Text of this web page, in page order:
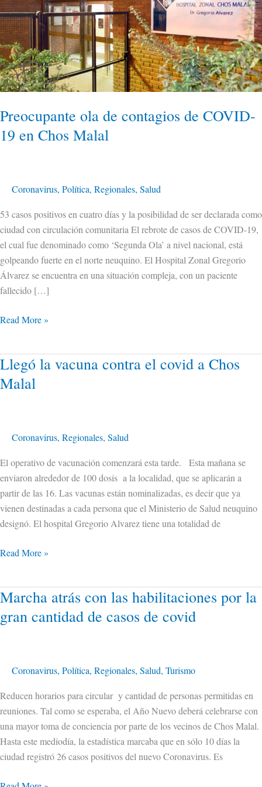
Preocupante ola de contagios de COVID-
19 en Chos Malal
Coronavirus, Política, Regionales, Salud
53 casos positivos en cuatro días y la posibilidad de ser declarada como
ciudad con circulación comunitaria El rebrote de casos de COVID-19,
el cual fue denominado como ‘Segunda Ola’ a nivel nacional, está
golpeando fuerte en el norte neuquino. El Hospital Zonal Gregorio
Álvarez se encuentra en una situación compleja, con un paciente
fallecido […]
COVID-
19
en
Chos
Malal
Read More »
Llegó la vacuna contra el covid a Chos
Malal
Coronavirus, Regionales, Salud
El operativo de vacunación comenzará esta tarde. Esta mañana se
enviaron alrededor de 100 dosis a la localidad, que se aplicarán a
partir de las 16. Las vacunas están nominalizadas, es decir que ya
vienen destinadas a cada persona que el Ministerio de Salud neuquino
designó. El hospital Gregorio Alvarez tiene una totalidad de
Llegó
la
vacuna
covid
Chos
Malal
Read More »
Marcha atrás con las habilitaciones por la
gran cantidad de casos de covid
Coronavirus, Política, Regionales, Salud, Turismo
Reducen horarios para circular y cantidad de personas permitidas en
reuniones. Tal como se esperaba, el Año Nuevo deberá celebrarse con
una mayor toma de conciencia por parte de los vecinos de Chos Malal.
Hasta este mediodía, la estadística marcaba que en sólo 10 días la
ciudad registró 26 casos positivos del nuevo Coronavirus. Es
Marcha
con
gran
cantidad
de
casos
de